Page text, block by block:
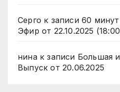
Серго к записи 60
Эфир от 22.10.2025
нинак записи Большая
Выпуск от 20.06.2025